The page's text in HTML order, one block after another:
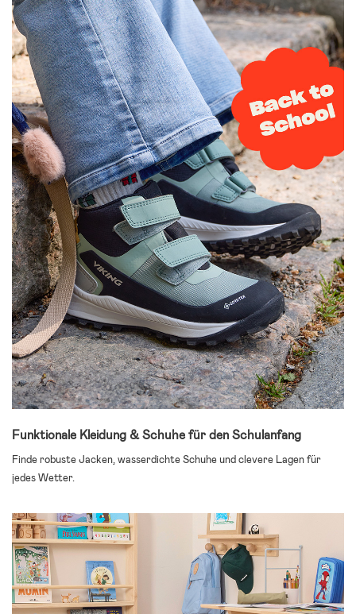
Funktionale Kleidung & Schuhe für den Schulanfang
Finde robuste Jacken, wasserdichte Schuhe und clevere Lagen für
jedes Wetter.